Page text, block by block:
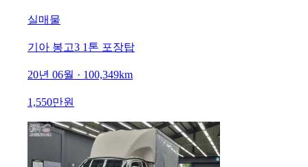
실매물
기아 봉고3 1톤 포장탑
20년 06월 · 100,349km
1,550만원